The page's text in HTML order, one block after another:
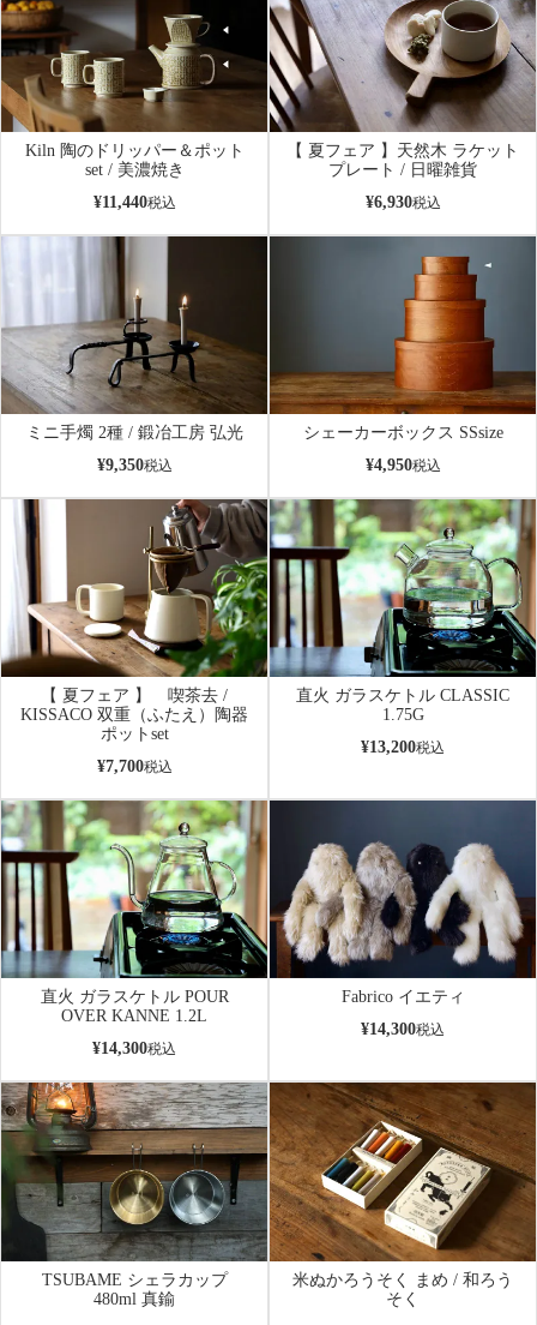
Kiln 陶のドリッパー＆ポット
set / 美濃焼き
¥11,440税込
【 夏フェア 】天然木 ラケット
プレート / 日曜雑貨
¥6,930税込
ミニ手燭 2種 / 鍛冶工房 弘光
¥9,350税込
シェーカーボックス SSsize
¥4,950税込
【 夏フェア 】 喫茶去 /
KISSACO 双重（ふたえ）陶器
ポットset
¥7,700税込
直火 ガラスケトル CLASSIC
1.75G
¥13,200税込
直火 ガラスケトル POUR
OVER KANNE 1.2L
¥14,300税込
Fabrico イエティ
¥14,300税込
TSUBAME シェラカップ
480ml 真鍮
米ぬかろうそく まめ / 和ろう
そく